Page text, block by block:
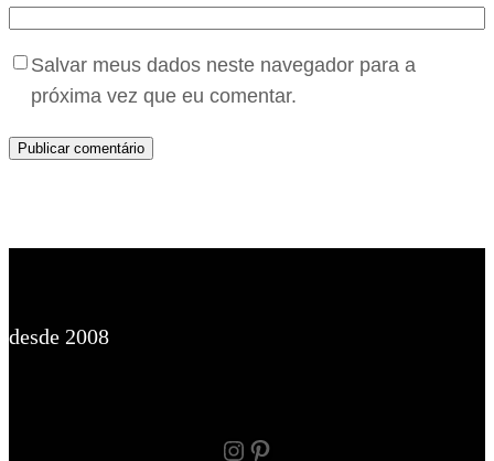
Salvar meus dados neste navegador para a
próxima vez que eu comentar.
desde 2008
Instagram Pinterest